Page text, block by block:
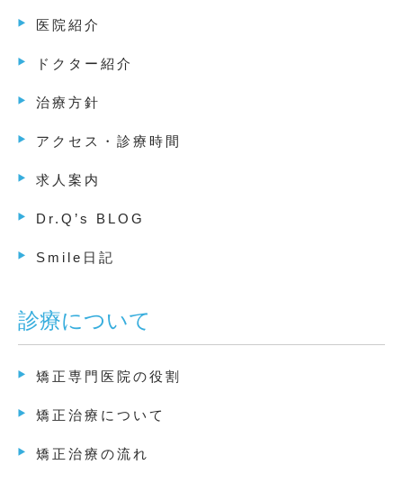
医院紹介
ドクター紹介
治療方針
アクセス・診療時間
求人案内
Dr.Q’s BLOG
Smile日記
診療について
矯正専門医院の役割
矯正治療について
矯正治療の流れ